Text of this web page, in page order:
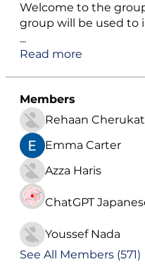
Welcome to the
group will be used to
...
Read more
Members
Rehaan
Emma Carter
Azza Haris
ChatGPT
Youssef Nada
See All Members (571)